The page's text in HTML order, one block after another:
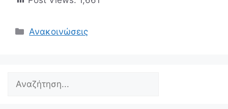
Ανακοινώσεις